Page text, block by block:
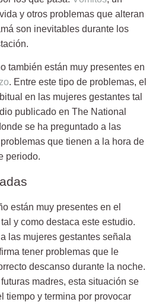
y otros problemas que alteran
son inevitables durante los
también están muy presentes en
. Entre este tipo de problemas, el
en las mujeres gestantes tal
publicado en The National
se ha preguntado a las
que tienen a la hora de
periodo.
están muy presentes en el
y como destaca este estudio.
las mujeres gestantes señala
tener problemas que le
descanso durante la noche.
madres, esta situación se
tiempo y termina por provocar